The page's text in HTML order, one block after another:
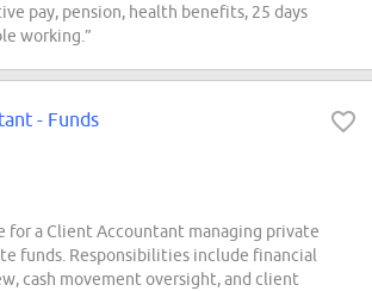
pay, pension, health benefits, 25 days
working.”
- Funds
for a Client Accountant managing private
funds. Responsibilities include financial
cash movement oversight, and client